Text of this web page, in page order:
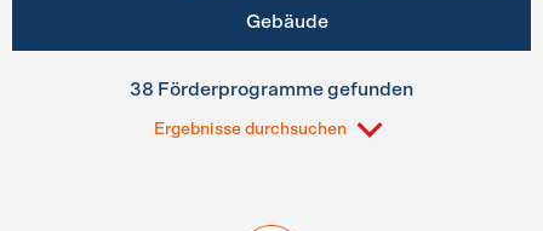
Gebäude
38 Förderprogramme gefunden
Ergebnisse durchsuchen